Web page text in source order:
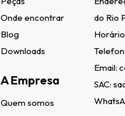
Onde encontrar
Blog
Downloads
A Empresa
Quem somos
do Rio
Email:
SAC: